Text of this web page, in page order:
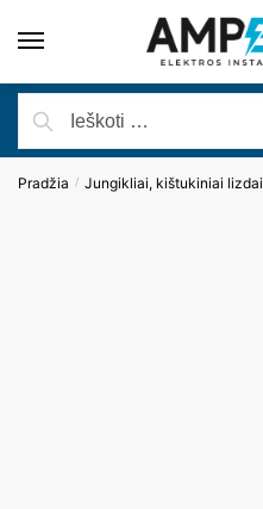
Pradžia / Jungikliai, kištukiniai lizdai